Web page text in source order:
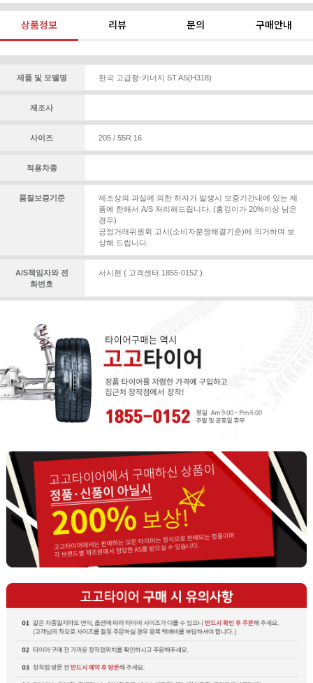
상품정보 리뷰 문의 구매안내
제품 및 모델명 한국 고급형-키너지 ST AS(H318)
제조사
사이즈 205 / 55R 16
적용차종
품질보증기준
제조상의 과실에 의한 하자가 발생시 보증기간내에 있는 제
품에 한해서 A/S 처리해드립니다. (홈깊이가 20%이상 남은
경우)
공정거래위원회 고시(소비자분쟁해결기준)에 의거하여 보
상해 드립니다.
A/S책임자와 전
화번호
서시현 ( 고객센터 1855-0152 )